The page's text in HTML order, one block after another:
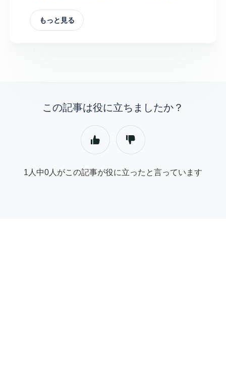
もっと見る
この記事は役に立ちましたか？
1人中0人がこの記事が役に立ったと言っています